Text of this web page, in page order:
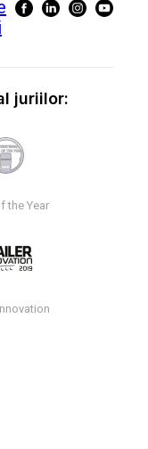
juriilor:
the Year